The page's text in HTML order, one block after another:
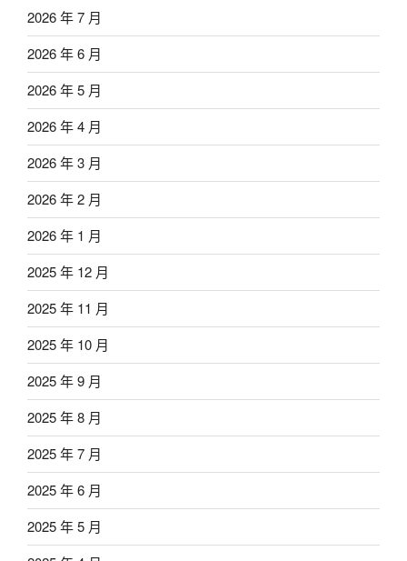
2026 年 7 月
2026 年 6 月
2026 年 5 月
2026 年 4 月
2026 年 3 月
2026 年 2 月
2026 年 1 月
2025 年 12 月
2025 年 11 月
2025 年 10 月
2025 年 9 月
2025 年 8 月
2025 年 7 月
2025 年 6 月
2025 年 5 月